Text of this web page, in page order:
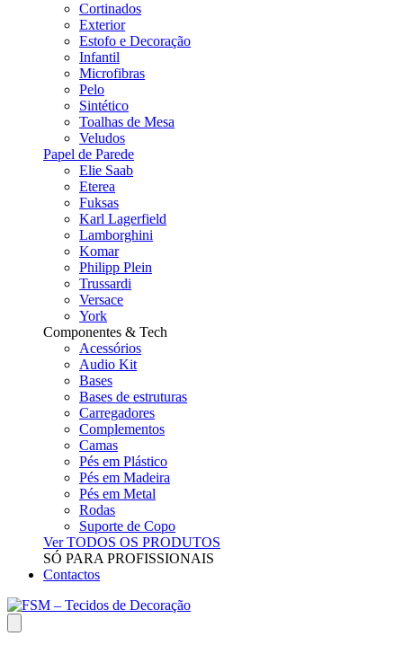
Cortinados
Exterior
Estofo e Decoração
Infantil
Microfibras
Pelo
Sintético
Toalhas de Mesa
Veludos
Papel de Parede
Elie Saab
Eterea
Fuksas
Karl Lagerfield
Lamborghini
Komar
Philipp Plein
Trussardi
Versace
York
Componentes & Tech
Acessórios
Audio Kit
Bases
Bases de estruturas
Carregadores
Complementos
Camas
Pés em Plástico
Pés em Madeira
Pés em Metal
Rodas
Suporte de Copo
Ver TODOS OS PRODUTOS
SÓ PARA PROFISSIONAIS
Contactos